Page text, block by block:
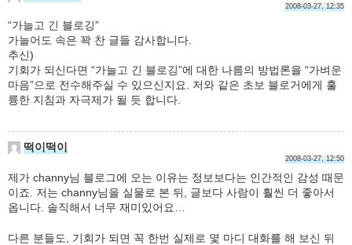
2008-03-27, 12:35
“가늘고 긴 블로깅”
가늘어도 속은 꽉 찬 글들 감사합니다.
추신)
기회가 되신다면 “가늘고 긴 블로깅”에 대한 나름의 방법론을 “가벼운
마음”으로 전수해주실 수 있으신지요. 저와 같은 초보 블로거에게 훌
륭한 지침과 자극제가 될 듯 합니다.
떡이떡이
2008-03-27, 12:50
제가 channy님 블로그에 오는 이유는 정보보다는 인간적인 감성 때문
이죠. 저는 channy님을 실물로 본 뒤, 글보다 사람이 훨씬 더 좋아서
옵니다. 솔직해서 너무 재미있어요…
다른 분들도, 기회가 되면 꼭 한번 실제로 몇 마디 대화를 해 보신 뒤